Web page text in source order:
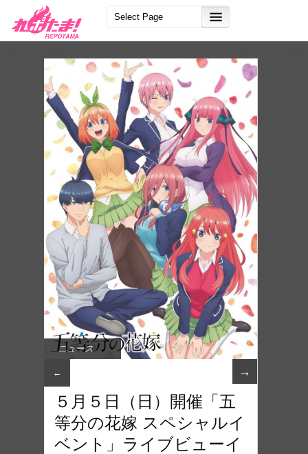
ニュース
← →
５月５日（日）開催「五
等分の花嫁 スペシャルイ
ベント」ライブビューイ